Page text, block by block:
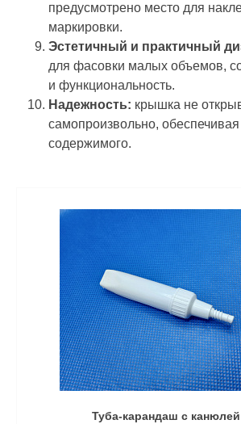
предусмотрено место для
маркировки.
Эстетичный и практичный
для фасовки малых объемов,
и функциональность.
Надежность: крышка не
самопроизвольно, обеспечивая
содержимого.
Туба-карандаш с